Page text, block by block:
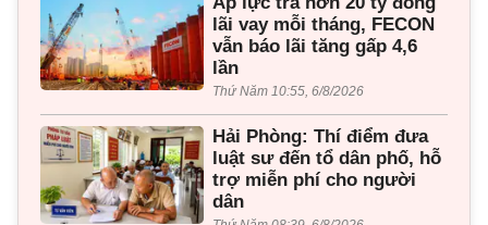
lãi vay mỗi tháng, FECON
vẫn báo lãi tăng gấp 4,6
lần
Thứ Năm 10:55, 6/8/2026
Hải Phòng: Thí điểm đưa
luật sư đến tổ dân phố, hỗ
trợ miễn phí cho người
dân